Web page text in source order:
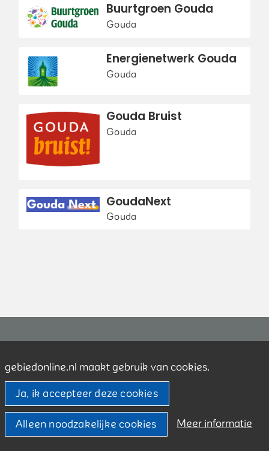
Buurtgroen Gouda
Gouda
Energienetwerk Gouda
Gouda
Gouda Bruist
Gouda
GoudaNext
Gouda
Over ons
Privacy
Beveiligingsprobleem gevonden?
gebiedonline.nl maakt gebruik van cookies.
Ja, ik accepteer deze cookies
Alleen noodzakelijke cookies Meer informatie